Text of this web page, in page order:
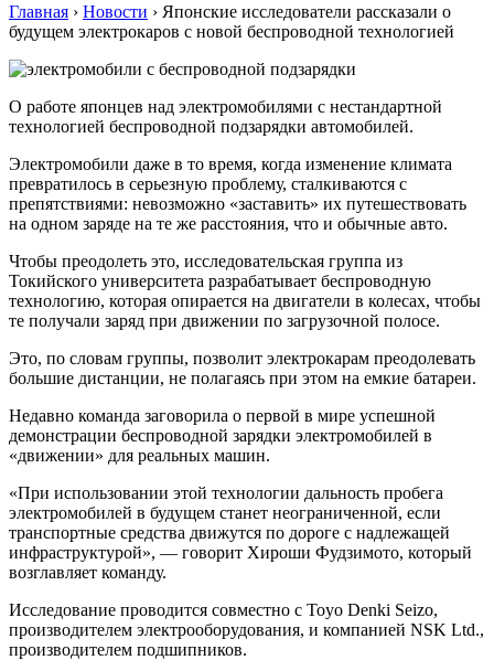
Главная › Новости › Японские исследователи рассказали о
будущем электрокаров с новой беспроводной технологией
О работе японцев над электромобилями с нестандартной
технологией беспроводной подзарядки автомобилей.
Электромобили даже в то время, когда изменение климата
превратилось в серьезную проблему, сталкиваются с
препятствиями: невозможно «заставить» их путешествовать
на одном заряде на те же расстояния, что и обычные авто.
Чтобы преодолеть это, исследовательская группа из
Токийского университета разрабатывает беспроводную
технологию, которая опирается на двигатели в колесах, чтобы
те получали заряд при движении по загрузочной полосе.
Это, по словам группы, позволит электрокарам преодолевать
большие дистанции, не полагаясь при этом на емкие батареи.
Недавно команда заговорила о первой в мире успешной
демонстрации беспроводной зарядки электромобилей в
«движении» для реальных машин.
«При использовании этой технологии дальность пробега
электромобилей в будущем станет неограниченной, если
транспортные средства движутся по дороге с надлежащей
инфраструктурой», — говорит Хироши Фудзимото, который
возглавляет команду.
Исследование проводится совместно с Toyo Denki Seizo,
производителем электрооборудования, и компанией NSK Ltd.,
производителем подшипников.